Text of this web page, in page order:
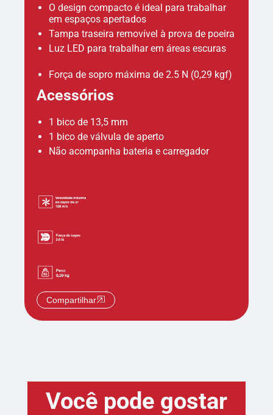
O design compacto é ideal para trabalhar
em espaços apertados
Tampa traseira removível à prova de poeira
Luz LED para trabalhar em áreas escuras
Força de sopro máxima de 2.5 N (0,29 kgf)
Acessórios
1 bico de 13,5 mm
1 bico de válvula de aperto
Não acompanha bateria e carregador
Compartilhar
Você pode gostar